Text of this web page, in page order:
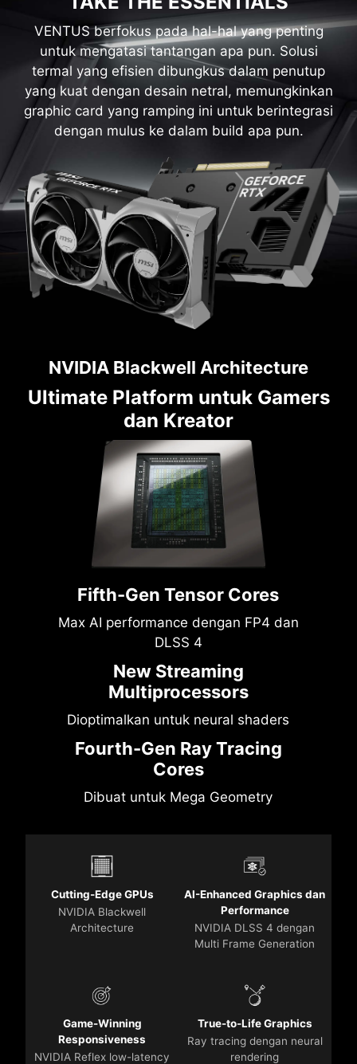
VENTUS berfokus pada hal-hal yang penting
untuk mengatasi tantangan apa pun. Solusi
termal yang efisien dibungkus dalam penutup
yang kuat dengan desain netral, memungkinkan
graphic card yang ramping ini untuk berintegrasi
dengan mulus ke dalam build apa pun.
NVIDIA Blackwell Architecture
Ultimate Platform untuk Gamers
dan Kreator
Fifth-Gen Tensor Cores
Max AI performance dengan FP4 dan
DLSS 4
New Streaming
Multiprocessors
Dioptimalkan untuk neural shaders
Fourth-Gen Ray Tracing
Cores
Dibuat untuk Mega Geometry
Cutting-Edge GPUs
NVIDIA Blackwell
Architecture
AI-Enhanced Graphics dan
Performance
NVIDIA DLSS 4 dengan
Multi Frame Generation
Game-Winning
Responsiveness
NVIDIA Reflex low-latency
True-to-Life Graphics
Ray tracing dengan neural
rendering